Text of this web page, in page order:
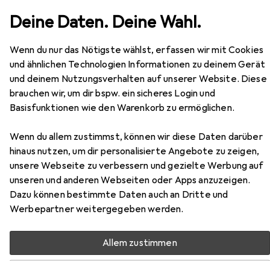
Deine Daten. Deine Wahl.
Wenn du nur das Nötigste wählst, erfassen wir mit Cookies
und ähnlichen Technologien Informationen zu deinem Gerät
und deinem Nutzungsverhalten auf unserer Website. Diese
brauchen wir, um dir bspw. ein sicheres Login und
Basisfunktionen wie den Warenkorb zu ermöglichen.
Wenn du allem zustimmst, können wir diese Daten darüber
hinaus nutzen, um dir personalisierte Angebote zu zeigen,
unsere Webseite zu verbessern und gezielte Werbung auf
unseren und anderen Webseiten oder Apps anzuzeigen.
Dazu können bestimmte Daten auch an Dritte und
Werbepartner weitergegeben werden.
Allem zustimmen
Regal Vicco Eckschrank für Hausrat R-Line
EUR
170,05
ViccoEckschrank für Hausrat R-Line
Zubehör für Vicco Eckschrank für
Hausrat R-Line
Hier findest du passendes Zubehör zum Produkt Vicco
Eckschrank für Hausrat R-Line aus der Kategorie
Möbelgleiter + Schutzpuffer.
Relevanz